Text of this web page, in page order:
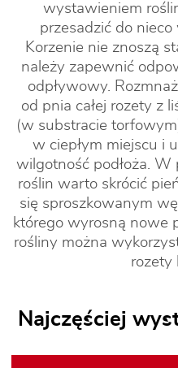
wystawieniem
przesadzić do
Korzenie nie znoszą
należy zapewnić
odpływowy.
od pnia całej rozety z
(w substracie
w ciepłym miejscu i
wilgotność podłoża.
roślin warto skrócić
się sproszkowanym
którego wyrosną nowe
rośliny można
rozety
Najczęściej